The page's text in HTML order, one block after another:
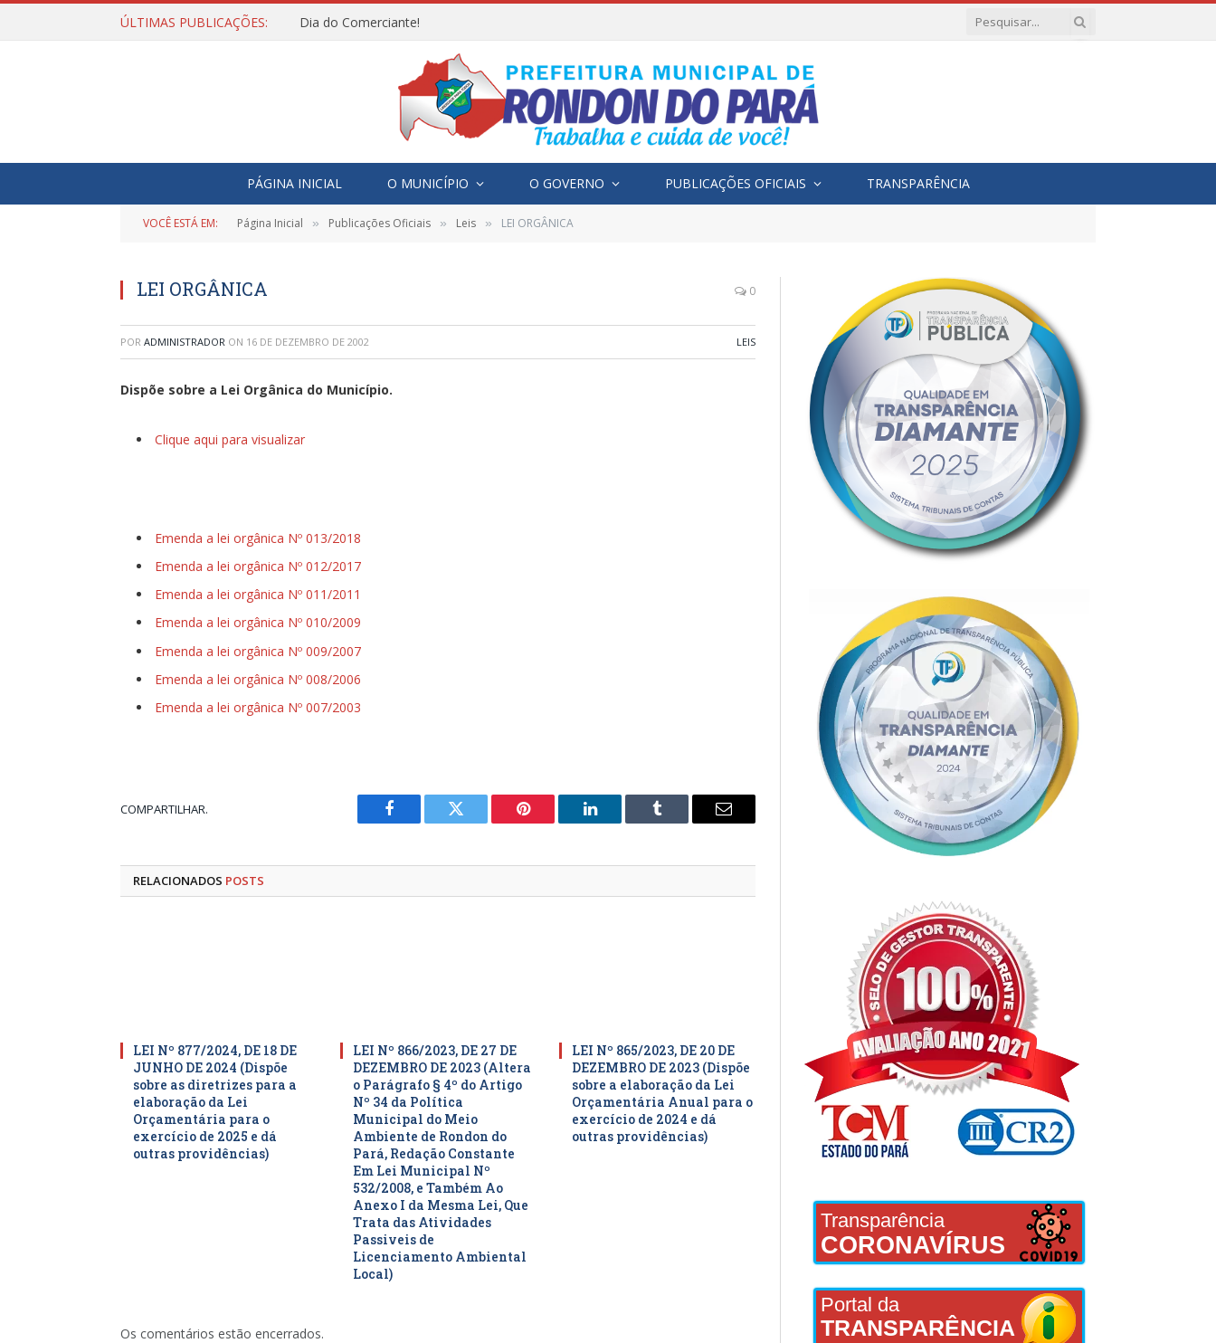
ÚLTIMAS PUBLICAÇÕES: Dia do Comerciante!
PÁGINA INICIAL O MUNICÍPIO O GOVERNO PUBLICAÇÕES OFICIAIS TRANSPARÊNCIA
VOCÊ ESTÁ EM: Página Inicial » Publicações Oficiais » Leis » LEI ORGÂNICA
LEI ORGÂNICA 0
POR ADMINISTRADOR ON 16 DE DEZEMBRO DE 2002 LEIS
Dispõe sobre a Lei Orgânica do Município.
Clique aqui para visualizar
Emenda a lei orgânica Nº 013/2018
Emenda a lei orgânica Nº 012/2017
Emenda a lei orgânica Nº 011/2011
Emenda a lei orgânica Nº 010/2009
Emenda a lei orgânica Nº 009/2007
Emenda a lei orgânica Nº 008/2006
Emenda a lei orgânica Nº 007/2003
COMPARTILHAR.
Facebook Twitter Pinterest LinkedIn Tumblr
E-
RELACIONADOS POSTS
LEI Nº 877/2024, DE 18 DE
JUNHO DE 2024 (Dispõe
sobre as diretrizes para a
elaboração da Lei
Orçamentária para o
exercício de 2025 e dá
outras providências)
LEI Nº 866/2023, DE 27 DE
DEZEMBRO DE 2023 (Altera
o Parágrafo § 4º do Artigo
Nº 34 da Política
Municipal do Meio
Ambiente de Rondon do
Pará, Redação Constante
Em Lei Municipal Nº
532/2008, e Também Ao
Anexo I da Mesma Lei, Que
Trata das Atividades
Passiveis de
Licenciamento Ambiental
Local)
LEI Nº 865/2023, DE 20 DE
DEZEMBRO DE 2023 (Dispõe
sobre a elaboração da Lei
Orçamentária Anual para o
exercício de 2024 e dá
outras providências)
Os comentários estão encerrados.
Transparência
CORONAVÍRUS
Portal da
TRANSPARÊNCIA